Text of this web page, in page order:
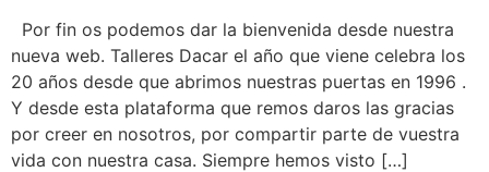
Por fin os podemos dar la bienvenida desde nuestra
nueva web. Talleres Dacar el año que viene celebra los
20 años desde que abrimos nuestras puertas en 1996 .
Y desde esta plataforma que remos daros las gracias
por creer en nosotros, por compartir parte de vuestra
vida con nuestra casa. Siempre hemos visto […]